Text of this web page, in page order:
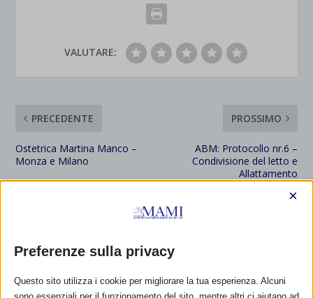
VALUTARE:
PRECEDENTE
Ostetrica Martina Manco –
Monza e Milano
PROSSIMO
ABM: Protocollo nr.6 –
Condivisione del letto e
Allattamento
Monia Scarton
Preferenze sulla privacy
×
Questo sito utilizza i cookie per migliorare la tua esperienza. Alcuni